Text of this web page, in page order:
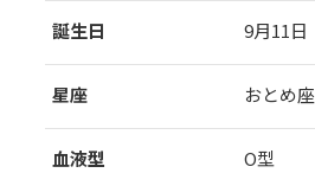
誕生日 9月11日
星座 おとめ座
血液型 O型